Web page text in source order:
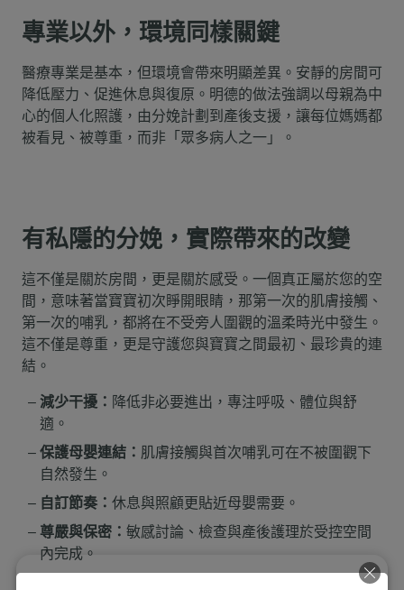
專業以外，環境同樣關鍵
醫療專業是基本，但環境會帶來明顯差異。安靜的房間可
降低壓力、促進休息與復原。明德的做法強調以母親為中
心的個人化照護，由分娩計劃到產後支援，讓每位媽媽都
被看見、被尊重，而非「眾多病人之一」。
有私隱的分娩，實際帶來的改變
這不僅是關於房間，更是關於感受。一個真正屬於您的空
間，意味著當寶寶初次睜開眼睛，那第一次的肌膚接觸、
第一次的哺乳，都將在不受旁人圍觀的溫柔時光中發生。
這不僅是尊重，更是守護您與寶寶之間最初、最珍貴的連
結。
減少干擾： 降低非必要進出，專注呼吸、體位與舒
適。
保護母嬰連結： 肌膚接觸與首次哺乳可在不被圍觀下
自然發生。
自訂節奏： 休息與照顧更貼近母嬰需要。
尊嚴與保密： 敏感討論、檢查與產後護理於受控空間
內完成。